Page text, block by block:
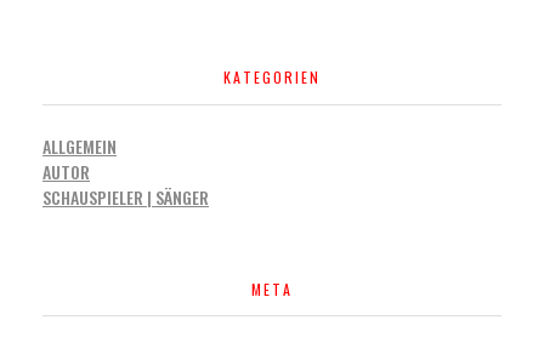
KATEGORIEN
ALLGEMEIN
AUTOR
SCHAUSPIELER | SÄNGER
META